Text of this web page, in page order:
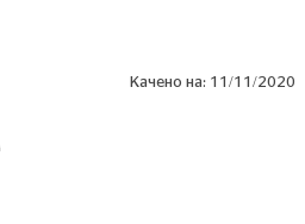
Качено на: 11/11/2020